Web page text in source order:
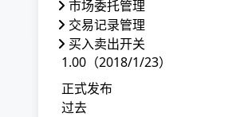
市场委托管理
交易记录管理
买入卖出开关
1.00（2018/1/23）
正式发布
过去